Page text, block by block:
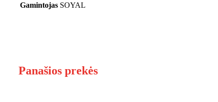
Gamintojas SOYAL
Panašios prekės